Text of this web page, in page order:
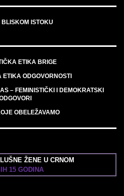
BLISKOM ISTOKU
ETIKA BRIGE
ETIKA ODGOVORNOSTI
– FEMINISTIČKI I DEMOKRATSKI
OBELEŽAVAMO
ŽENE U CRNOM
15 GODINA